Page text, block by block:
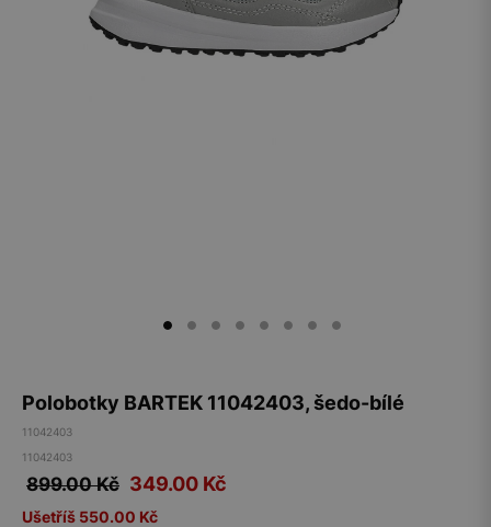
Polobotky BARTEK 11042403, šedo-bílé
11042403
11042403
899.00 Kč 349.00 Kč
Ušetříš 550.00 Kč